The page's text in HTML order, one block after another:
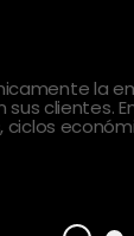
la
clientes.